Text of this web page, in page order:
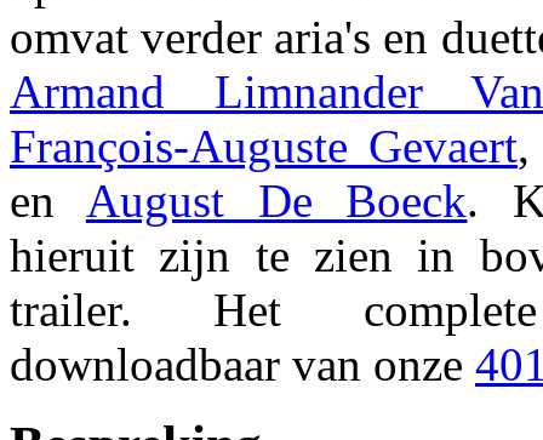
omvat verder aria's en
Armand Limnander
François-Auguste Gevaert
en August De Boeck.
hieruit zijn te zien in
trailer. Het
downloadbaar van onze